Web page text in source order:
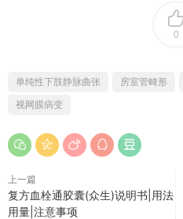
0
单纯性下肢静脉曲张 房室管畸形
视网膜病变
上一篇
复方血栓通胶囊(众生)说明书|用法
用量|注意事项